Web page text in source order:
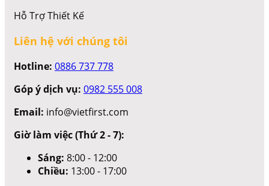
Hỗ Trợ Thiết Kế
Liên hệ với chúng tôi
Hotline: 0886 737 778
Góp ý dịch vụ: 0982 555 008
Email: info@vietfirst.com
Giờ làm việc (Thứ 2 - 7):
Sáng: 8:00 - 12:00
Chiều: 13:00 - 17:00